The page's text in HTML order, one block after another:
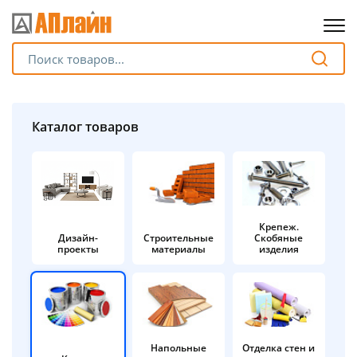
Каталог товаров
Дизайн-
проекты
Строительные
материалы
Крепеж.
Скобяные
изделия
Напольные
Отделка стен и
Разбейте
без переплат
График платежей
Сегодня
%